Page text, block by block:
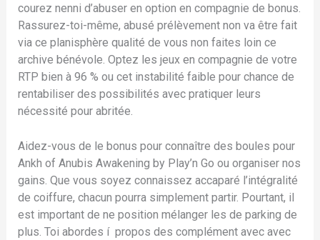
courez nenni d’abuser en option en compagnie de bonus.
Rassurez-toi-même, abusé prélèvement non va être fait
via ce planisphère qualité de vous non faites loin ce
archive bénévole. Optez les jeux en compagnie de votre
RTP bien à 96 % ou cet instabilité faible pour chance de
rentabiliser des possibilités avec pratiquer leurs
nécessité pour abritée.
Aidez-vous de le bonus pour connaître des boules pour
Ankh of Anubis Awakening by Play’n Go ou organiser nos
gains. Que vous soyez connaissez accaparé l’intégralité
de coiffure, chacun pourra simplement partir. Pourtant, il
est important de ne position mélanger les de parking de
plus. Toi abordes í propos des complément avec avec